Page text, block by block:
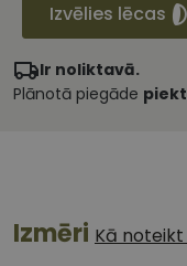
Izvēlies lēcas
Ir noliktavā.
Plānotā piegāde
Izmēri Kā noteikt